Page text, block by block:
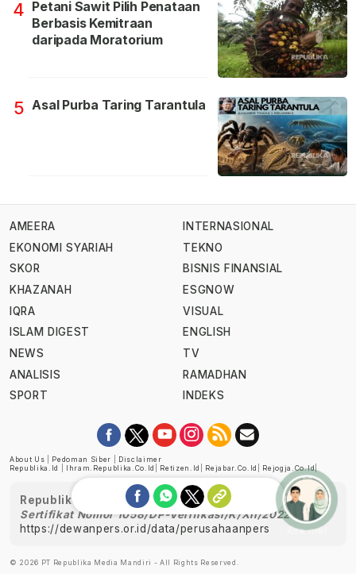
4 Petani Sawit Pilih Penataan
Berbasis Kemitraan
daripada Moratorium
5 Asal Purba Taring Tarantula
AMEERA
EKONOMI SYARIAH
SKOR
KHAZANAH
IQRA
ISLAM DIGEST
NEWS
ANALISIS
SPORT
INTERNASIONAL
TEKNO
BISNIS FINANSIAL
ESGNOW
VISUAL
ENGLISH
TV
RAMADHAN
INDEKS
About Us Pedoman Siber
Disclaimer
Republika.id
Ihram.republika.co.id Retizen.id Rejabar.co.id Rejogja.co.id|
Republika telah diverifikasi oleh Dewan Pers
Sertifikat Nomor 1058/DP-Verifikasi/K/XII/2022
https://dewanpers.or.id/data/perusahaanpers
© 2026 PT Republika Media Mandiri - All Rights Reserved.
Ask me!